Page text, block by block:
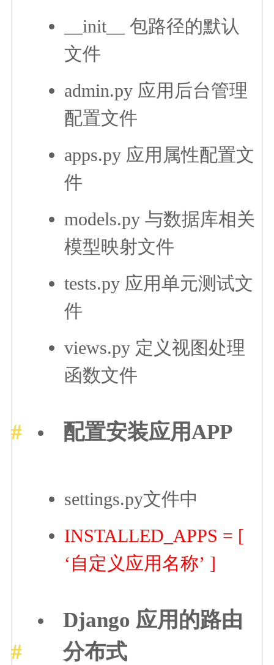
__init__ 包路径的默认
文件
admin.py 应用后台管理
配置文件
apps.py 应用属性配置文
件
models.py 与数据库相关
模型映射文件
tests.py 应用单元测试文
件
views.py 定义视图处理
函数文件
配置安装应用APP
settings.py文件中
INSTALLED_APPS = [
‘自定义应用名称’ ]
Django 应用的路由
分布式